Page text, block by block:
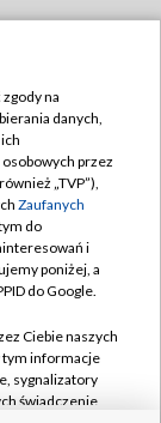
na
danych,
przez
„TVP”),
Zaufanych
do
i
poniżej, a
do Google.
Ciebie naszych
tym informacje
sygnalizatory
świadczenie